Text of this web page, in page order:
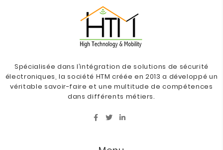
Spécialisée dans l’intégration de solutions de sécurité
électroniques, la société HTM créée en 2013 a développé un
véritable savoir-faire et une multitude de compétences
dans différents métiers.